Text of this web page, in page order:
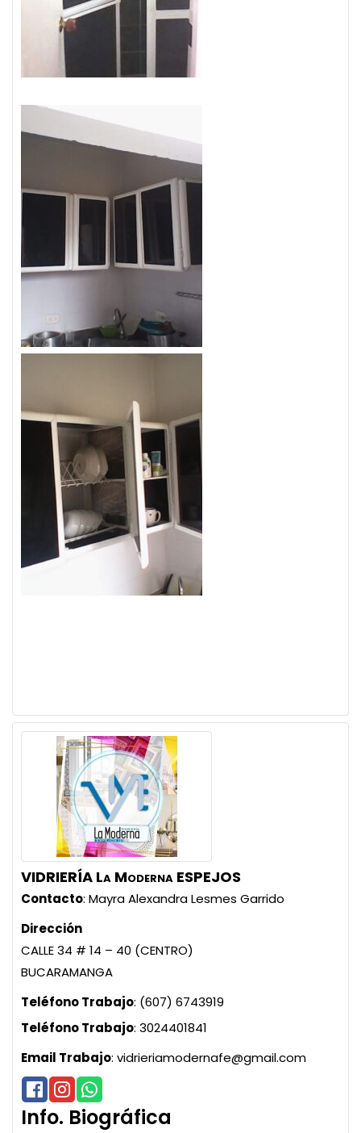
VIDRIERÍA La Moderna ESPEJOS
Contacto: Mayra AlexandraLesmes Garrido
Dirección
CALLE 34 # 14 – 40 (CENTRO)
BUCARAMANGA
Teléfono Trabajo: (607) 6743919
Teléfono Trabajo: 3024401841
Email Trabajo: vidrieriamodernafe@gmail.com
Info. Biográfica